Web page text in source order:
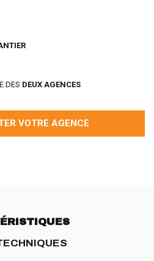
DES DEUX AGENCES
VOTRE AGENCE